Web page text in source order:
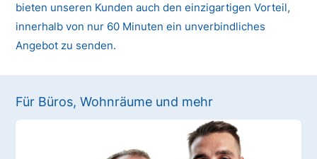
bieten unseren Kunden auch den einzigartigen Vorteil,
innerhalb von nur 60 Minuten ein unverbindliches
Angebot zu senden.
Für Büros, Wohnräume und mehr